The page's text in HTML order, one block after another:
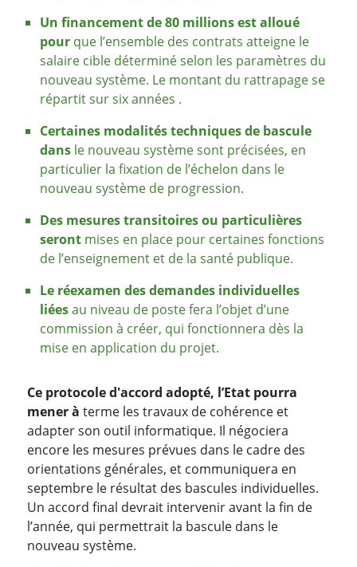
Un financement de 80 millions est alloué
pour que l’ensemble des contrats atteigne le
salaire cible déterminé selon les paramètres du
nouveau système. Le montant du rattrapage se
répartit sur six années .
Certaines modalités techniques de bascule
dans le nouveau système sont précisées, en
particulier la fixation de l’échelon dans le
nouveau système de progression.
Des mesures transitoires ou particulières
seront mises en place pour certaines fonctions
de l’enseignement et de la santé publique.
Le réexamen des demandes individuelles
liéesau niveau de poste fera l’objet d’une
commission à créer, qui fonctionnera dès la
mise en application du projet.
Ce protocole d'accord adopté, l’Etat pourra
mener à terme les travaux de cohérence et
adapter son outil informatique. Il négociera
encore les mesures prévues dans le cadre des
orientations générales, et communiquera en
septembre le résultat des bascules individuelles.
Un accord final devrait intervenir avant la fin de
l’année, qui permettrait la bascule dans le
nouveau système.